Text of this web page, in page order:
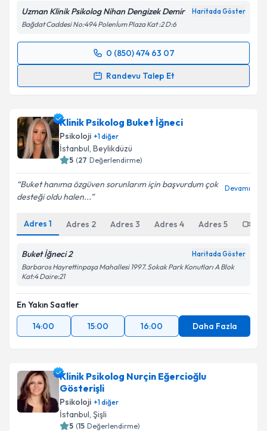
Uzman Klinik Psikolog Nihan Dengizek Demir Haritada Göster
Bağdat Caddesi No:494 Polenİum Plaza Kat :2 D:6
0 (850) 474 63 07
Randevu Talep Et
Randevu Takvimi Talebi
randevu almanız için bir takvim hazırlandığında e-
posta ile bilgilendireceğiz.
E-posta Adresiniz
Metni 'ni okudum ve kişisel verilerimin belirtilen
Klinik Psikolog Buket İğneci
Psikoloji +1diğer
İstanbul, Beylikdüzü
5 (27 Değerlendirme)
Buket hanıma özgüven sorunlarım için başvurdum çok
desteği oldu halen...
Devamı
Adres 1 Adres 2 Adres 3 Adres 4 Adres 5
Buket İğneci 2 Haritada Göster
Barbaros Hayrettinpaşa Mahallesi 1997. Sokak Park Konutları A Blok
Kat:4 Daire:21
En Yakın Saatler
14:00
15:00 16:00 Daha Fazla
Klinik Psikolog Nurçin Eğercioğlu
Gösterişli
Psikoloji +1diğer
İstanbul, Şişli
5 (15 Değerlendirme)